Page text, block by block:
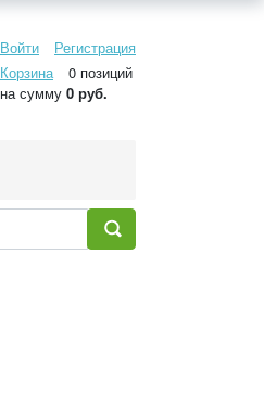
Войти
Регистрация
Корзина
0 позиций
на сумму 0 руб.